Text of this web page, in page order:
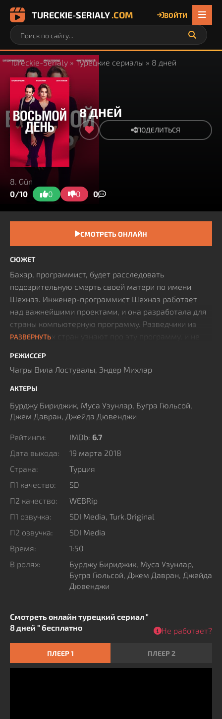
TURECKIE-SERIALY.COM ВОЙТИ
Tureckie-Serialy » Турецкие сериалы » 8 дней
8 ДНЕЙ
ПОДЕЛИТЬСЯ
8. Gün
0/10
0 0 0
СМОТРЕТЬ ОНЛАЙН
СЮЖЕТ
Бахар, программист, будет расследовать
подозрительную смерть своей матери по имени
Шехназ. Инженер-программист Шехназ работает
над важнейшими проектами, и она разработала для
страны компьютерную программу. Разведчики из
зарубежных стран узнают про эту программу, и не
делает все, что в ее силах, чтобы не допустить этого,
но вскоре погибает при загадочной авиакатастрофе.
Бахар начнет выяснять странные обстоятельства
знает о ее новой разработке. Шехназ даже дочери не
рассказала о программе. В то время как Бахар
расследует смерть матери, за нею гонятся темные
силы. Считая, что программа находится в руках
Бахар, ее похищают и требуют рассказать про
проект матери...
РАЗВЕРНУТЬ
РЕЖИССЕР
Чагры Вила Лостувалы, Эндер Михлар
АКТЕРЫ
Бурджу Бириджик, Муса Узунлар, Бугра Гюльсой,
Джем Давран, Джейда Дювенджи
Рейтинги: IMDb: 6.7
Дата выхода:
19 марта 2018
Страна:
Турция
П1 качество:
SD
П2 качество:
WEBRip
П1 озвучка:
SDI Media, Turk.Original
П2 озвучка:
SDI Media
Время:
1:50
В ролях:
Бурджу Бириджик, Муса Узунлар,
Бугра Гюльсой, Джем Давран, Джейда
Дювенджи
Смотреть онлайн турецкий сериал "
8 дней " бесплатно
ПЛЕЕР 1 ПЛЕЕР 2
Не работает?